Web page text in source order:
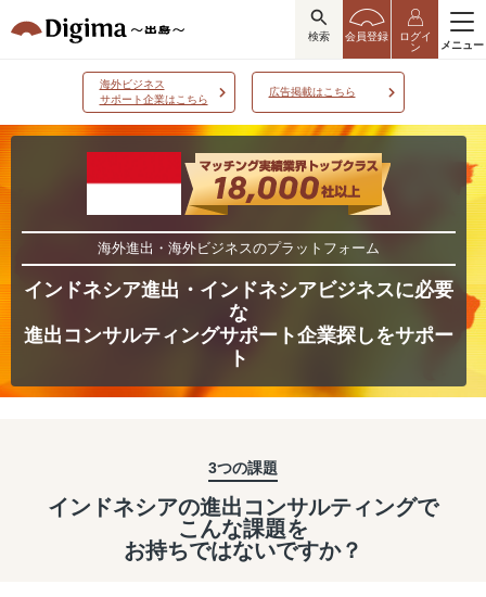
検索 会員登録
ログイ
ン
メニュー
海外ビジネス
サポート企業はこちら
広告掲載はこちら
海外進出・海外ビジネスのプラットフォーム
インドネシア進出・インドネシアビジネスに必要
な
進出コンサルティングサポート企業探しをサポー
ト
3つの課題
インドネシアの進出コンサルティングで
こんな課題を
お持ちではないですか？